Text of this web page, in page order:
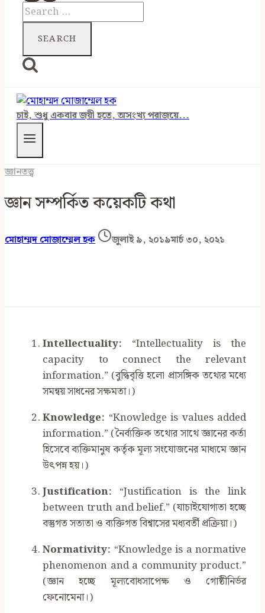
Search
for:
চাই, শুধু একবার জয়ী হতে, অসংখ্য পরাজয়ে...
জ্ঞানতত্ত্ব
জ্ঞান সম্পর্কিত কয়েকটি কথা
মোহাম্মদ মোজাম্মেল হক জুলাই ৯, ২০১৯মার্চ ৩০, ২০২১
Intellectuality: “Intellectuality is the
capacity to connect the relevant
information.” (বুদ্ধিবৃত্তি হলো প্রাসঙ্গিক তথ্যের মধ্যে
সমন্বয় সাধনের সক্ষমতা।)
Knowledge: “Knowledge is values added
information.” (নৈর্ব্যক্তিক তথ্যের সাথে জ্ঞানের কর্তা
হিসেবে ব্যক্তিমানুষ কর্তৃক মূল্য সংযোজনের মাধ্যমে জ্ঞান
উৎপন্ন হয়।)
Justification: “Justification is the link
between truth and belief.” (যাচাইযোগ্যতা হচ্ছে
বস্তুগত সত্যতা ও ব্যক্তিগত বিশ্বাসের মধ্যবর্তী প্রক্রিয়া।)
Normativity: “Knowledge is a normative
phenomenon and a community product.”
(জ্ঞান হচ্ছে মূল্যবোধসাপেক্ষ ও গোষ্ঠীনির্ভর
ফেনোমেনা।)